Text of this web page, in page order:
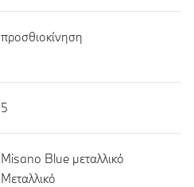
προσθιοκίνηση
5
Misano Blue μεταλλικό
Μεταλλικό